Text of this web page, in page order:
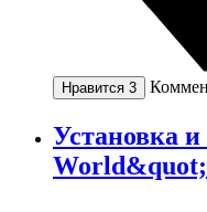
Нравится 3
Установка
World&quot;